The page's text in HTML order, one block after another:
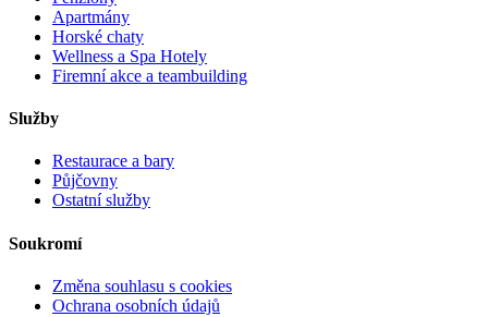
Apartmány
Horské chaty
Wellness a Spa Hotely
Firemní akce a teambuilding
Služby
Restaurace a bary
Půjčovny
Ostatní služby
Soukromí
Změna souhlasu s cookies
Ochrana osobních údajů